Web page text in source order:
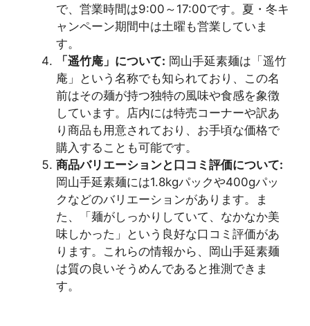
で、営業時間は9:00～17:00です。夏・冬キ
ャンペーン期間中は土曜も営業していま
す。
「遥竹庵」について: 岡山手延素麺は「遥竹
庵」という名称でも知られており、この名
前はその麺が持つ独特の風味や食感を象徴
しています。店内には特売コーナーや訳あ
り商品も用意されており、お手頃な価格で
購入することも可能です。
商品バリエーションと口コミ評価について:
岡山手延素麺には1.8kgパックや400gパッ
クなどのバリエーションがあります。ま
た、「麺がしっかりしていて、なかなか美
味しかった」という良好な口コミ評価があ
ります。これらの情報から、岡山手延素麺
は質の良いそうめんであると推測できま
す。